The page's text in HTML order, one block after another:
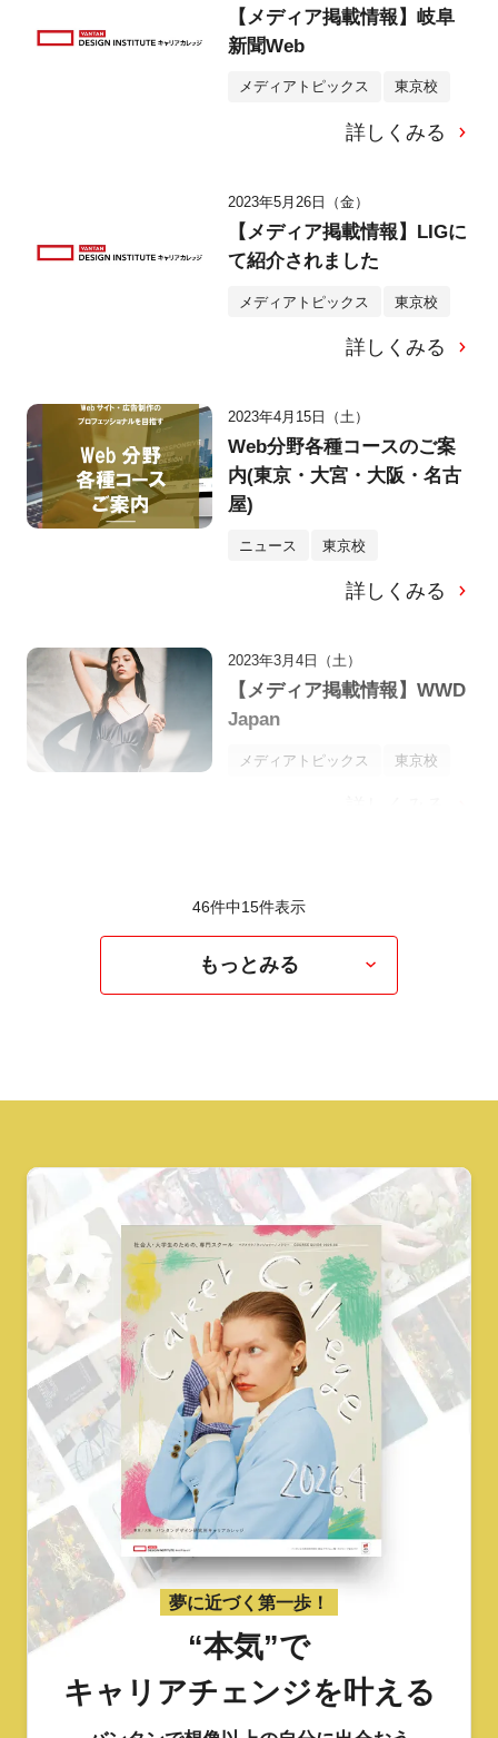
【メディア掲載情報】岐阜
新聞Web
メディアトピックス 東京校
詳しくみる
2023年5月26日（金）
【メディア掲載情報】LIGに
て紹介されました
メディアトピックス 東京校
詳しくみる
2023年4月15日（土）
Web分野各種コースのご案
内(東京・大宮・大阪・名古
屋)
ニュース 東京校
詳しくみる
2023年3月4日（土）
【メディア掲載情報】WWD
Japan
メディアトピックス 東京校
46件中15件表示
もっとみる
夢に近づく第一歩！
“本気”で
キャリアチェンジを叶える